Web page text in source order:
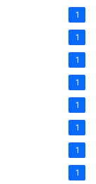
1
1
1
1
1
1
1
1